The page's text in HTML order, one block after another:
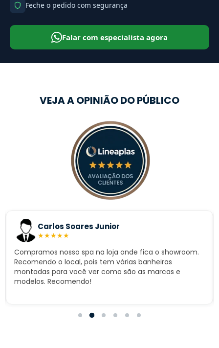
Feche o pedido com segurança
Falar com especialista agora
VEJA A OPINIÃO DO PÚBLICO
Carlos Soares Junior
★★★★★
Compramos nosso spa na loja onde fica o showroom.
Recomendo o local, pois tem várias banheiras
montadas para você ver como são as marcas e
modelos. Recomendo!